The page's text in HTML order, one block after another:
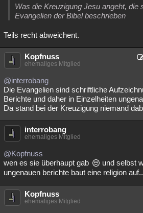
Was die Kreuzigung Jesu angeht, die
Evangelien der Bibel beschrieben
Teils recht abweichent.
Kopfnuss
ehemaliges Mitglied
@interrobang
Die Evangelien sind schriftliche
Berichte und daher in Einzelheiten
Da stand bei der Kreuzigung niemand
interrobang
ehemaliges Mitglied
@Kopfnuss
wen es sie überhaupt gab
und selbst
ungenauen berichte baut eine religion
Kopfnuss
ehemaliges Mitglied